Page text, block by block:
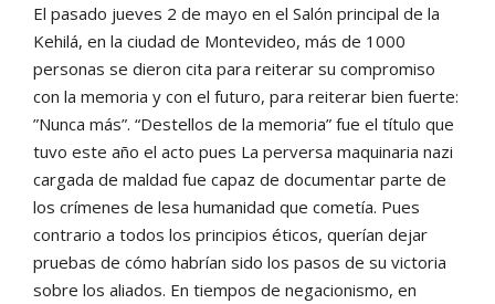
El pasado jueves 2 de mayo en el Salón principal de la
Kehilá, en la ciudad de Montevideo, más de 1000
personas se dieron cita para reiterar su compromiso
con la memoria y con el futuro, para reiterar bien fuerte:
”Nunca más”. “Destellos de la memoria” fue el título que
tuvo este año el acto pues La perversa maquinaria nazi
cargada de maldad fue capaz de documentar parte de
los crímenes de lesa humanidad que cometía. Pues
contrario a todos los principios éticos, querían dejar
pruebas de cómo habrían sido los pasos de su victoria
sobre los aliados. En tiempos de negacionismo, en